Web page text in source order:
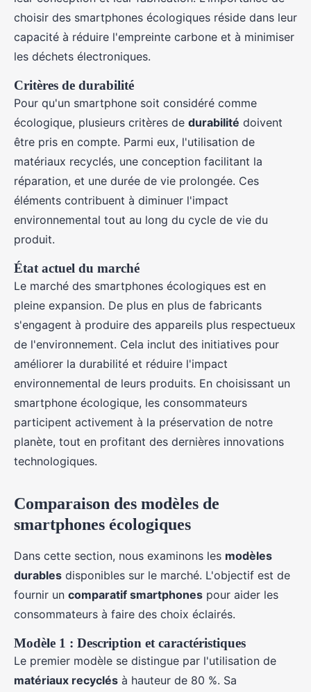
choisir des smartphones écologiques réside dans leur
capacité à réduire l'empreinte carbone et à minimiser
les déchets électroniques.
Critères de durabilité
Pour qu'un smartphone soit considéré comme
écologique, plusieurs critères de durabilité doivent
être pris en compte. Parmi eux, l'utilisation de
matériaux recyclés, une conception facilitant la
réparation, et une durée de vie prolongée. Ces
éléments contribuent à diminuer l'impact
environnemental tout au long du cycle de vie du
produit.
État actuel du marché
Le marché des smartphones écologiques est en
pleine expansion. De plus en plus de fabricants
s'engagent à produire des appareils plus respectueux
de l'environnement. Cela inclut des initiatives pour
améliorer la durabilité et réduire l'impact
environnemental de leurs produits. En choisissant un
smartphone écologique, les consommateurs
participent activement à la préservation de notre
planète, tout en profitant des dernières innovations
technologiques.
Comparaison des modèles de
smartphones écologiques
Dans cette section, nous examinons les modèles
durables disponibles sur le marché. L'objectif est de
fournir un comparatif smartphones pour aider les
consommateurs à faire des choix éclairés.
Modèle 1 : Description et caractéristiques
Le premier modèle se distingue par l'utilisation de
matériaux recyclés à hauteur de 80 %. Sa